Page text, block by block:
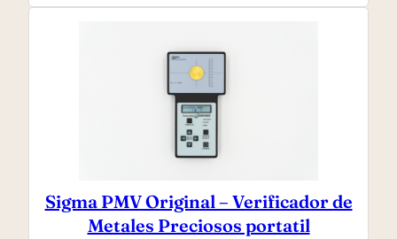
Sigma PMV Original – Verificador de
Metales Preciosos portatil